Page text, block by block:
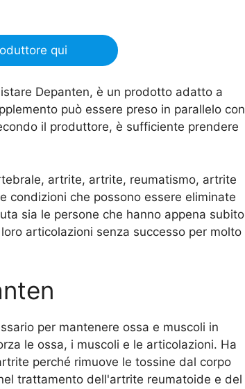
qui
Depanten, è un prodotto adatto a
può essere preso in parallelo con
il produttore, è sufficiente prendere
artrite, artrite, reumatismo, artrite
condizioni che possono essere eliminate
sia le persone che hanno appena subito
articolazioni senza successo per molto
per mantenere ossa e muscoli in
le ossa, i muscoli e le articolazioni. Ha
perché rimuove le tossine dal corpo
trattamento dell'artrite reumatoide e del